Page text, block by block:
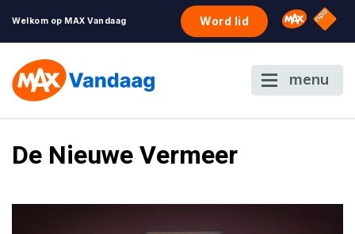
Welkom op MAX Vandaag Word lid Omroep
NPO
menu
De Nieuwe Vermeer